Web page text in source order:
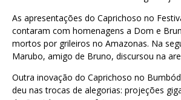
As apresentações do Caprichoso no
contaram com homenagens a Dom e
mortos por grileiros no Amazonas. Na
Marubo, amigo de Bruno, discursou na
Outra inovação do Caprichoso no
deu nas trocas de alegorias: projeções